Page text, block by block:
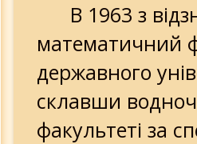
В 1963 з
математичний
державного
склавши
факультеті за
О деятельности
Создание
Аудио докладов и